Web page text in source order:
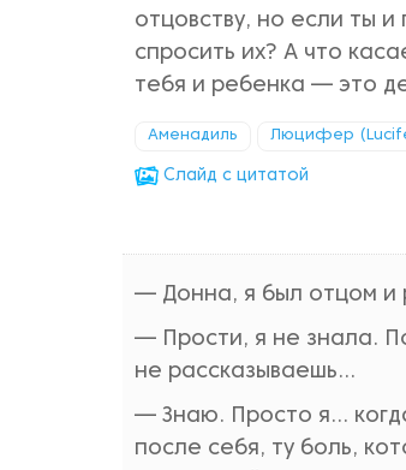
отцовству, но если ты
спросить их? А что
тебя и ребенка — это
Аменадиль Люцифер
Cлайд с цитатой
— Донна, я был отцом и
— Прости, я не знала.
не рассказываешь...
— Знаю. Просто я...
после себя, ту боль,